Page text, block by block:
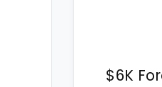
$6K